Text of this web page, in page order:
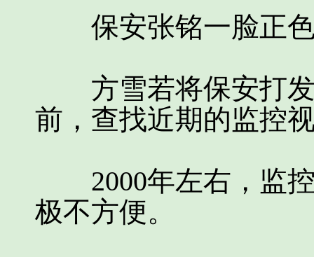
保安张铭一脸正
方雪若将保安打发
前，查找近期的监控
2000年左右，监控
极不方便。